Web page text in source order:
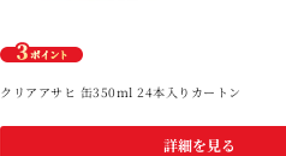
クリアアサヒ 缶350ml 24本入りカートン
詳細を見る